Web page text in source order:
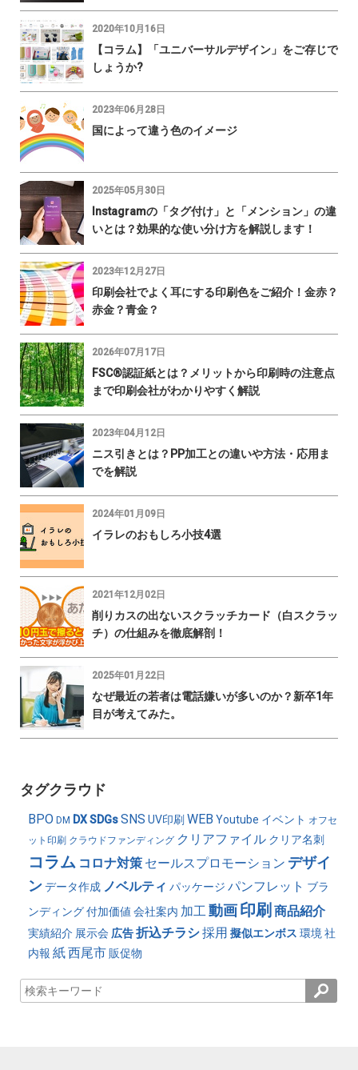
2020年10月16日
【コラム】「ユニバーサルデザイン」をご存じで
しょうか?
2023年06月28日
国によって違う色のイメージ
2025年05月30日
Instagramの「タグ付け」と「メンション」の違
いとは？効果的な使い分け方を解説します！
2023年12月27日
印刷会社でよく耳にする印刷色をご紹介！金赤？
赤金？青金？
2026年07月17日
FSC®認証紙とは？メリットから印刷時の注意点
まで印刷会社がわかりやすく解説
2023年04月12日
ニス引きとは？PP加工との違いや方法・応用ま
でを解説
2024年01月09日
イラレのおもしろ小技4選
2021年12月02日
削りカスの出ないスクラッチカード（白スクラッ
チ）の仕組みを徹底解剖！
2025年01月22日
なぜ最近の若者は電話嫌いが多いのか？新卒1年
目が考えてみた。
タグクラウド
BPO DM DXSDGsSNS UV印刷 WEB Youtube イベント オフセ
ット印刷 クラウドファンディング クリアファイル クリア名刺
コラム コロナ対策 セールスプロモーション デザイ
ンデータ作成 ノベルティ パッケージ パンフレット ブラ
ンディング付加価値 会社案内 加工 動画印刷 商品紹介
実績紹介 展示会 広告折込チラシ採用 擬似エンボス 環境 社
内報 紙西尾市 販促物